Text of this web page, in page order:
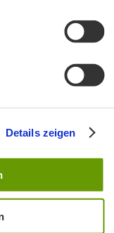
Details zeigen
um Aschau